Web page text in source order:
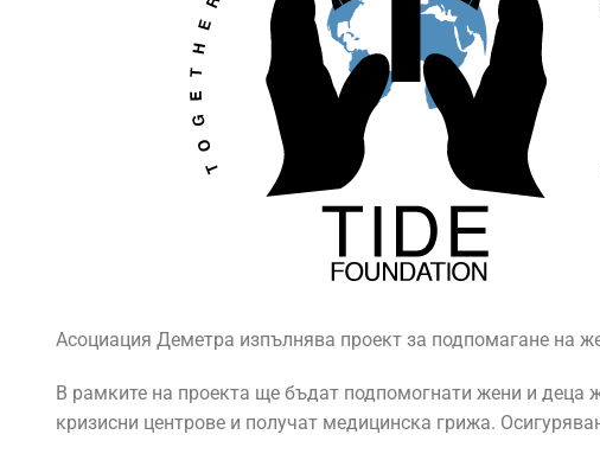
Асоциация Деметра изпълнява проект за подпомагане на
В рамките на проекта ще бъдат подпомогнати жени и деца
кризисни центрове и получат медицинска грижа.